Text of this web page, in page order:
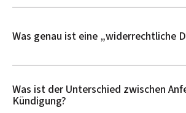
Was genau ist eine „widerrechtliche
Was ist der Unterschied zwischen
Kündigung?